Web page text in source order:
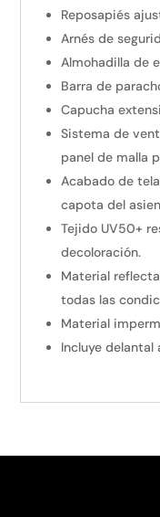
Reposapiés
Arnés de
Almohadilla de
Barra de
Capucha
Sistema de
panel de malla
Acabado de
capota del
Tejido UV50+
decoloración.
Material
todas las
Material
Incluye